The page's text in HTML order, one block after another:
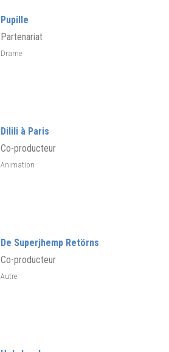
Pupille
Partenariat
Drame
Dilili à Paris
Co-producteur
Animation
De Superjhemp Retörns
Co-producteur
Autre